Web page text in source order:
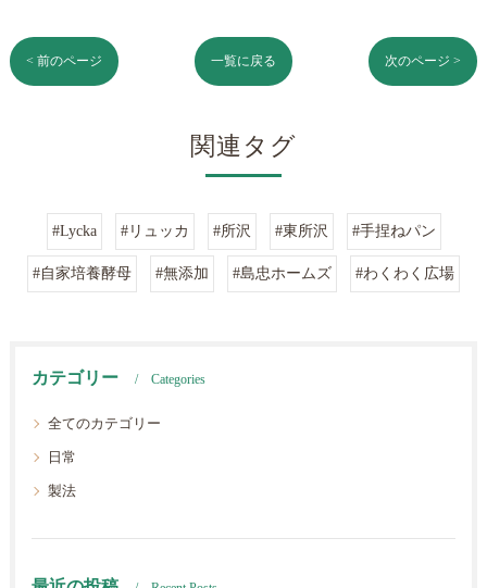
< 前のページ 一覧に戻る 次のページ >
関連タグ
#Lycka #リュッカ #所沢 #東所沢 #手捏ねパン
#自家培養酵母 #無添加 #島忠ホームズ #わくわく広場
カテゴリー Categories
全てのカテゴリー
日常
製法